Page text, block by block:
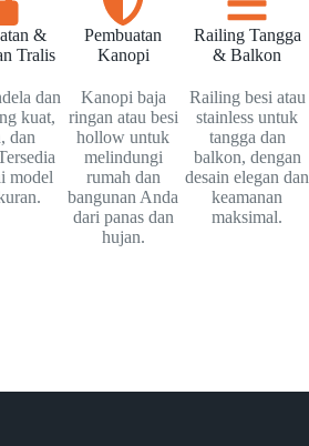
&
Tralis
dan
kuat,
dan
model
Pembuatan
Kanopi
Kanopi baja
ringan atau besi
hollow untuk
melindungi
rumah dan
bangunan Anda
dari panas dan
hujan.
Railing Tangga
& Balkon
Railing besi atau
stainless untuk
tangga dan
balkon, dengan
desain elegan dan
keamanan
maksimal.